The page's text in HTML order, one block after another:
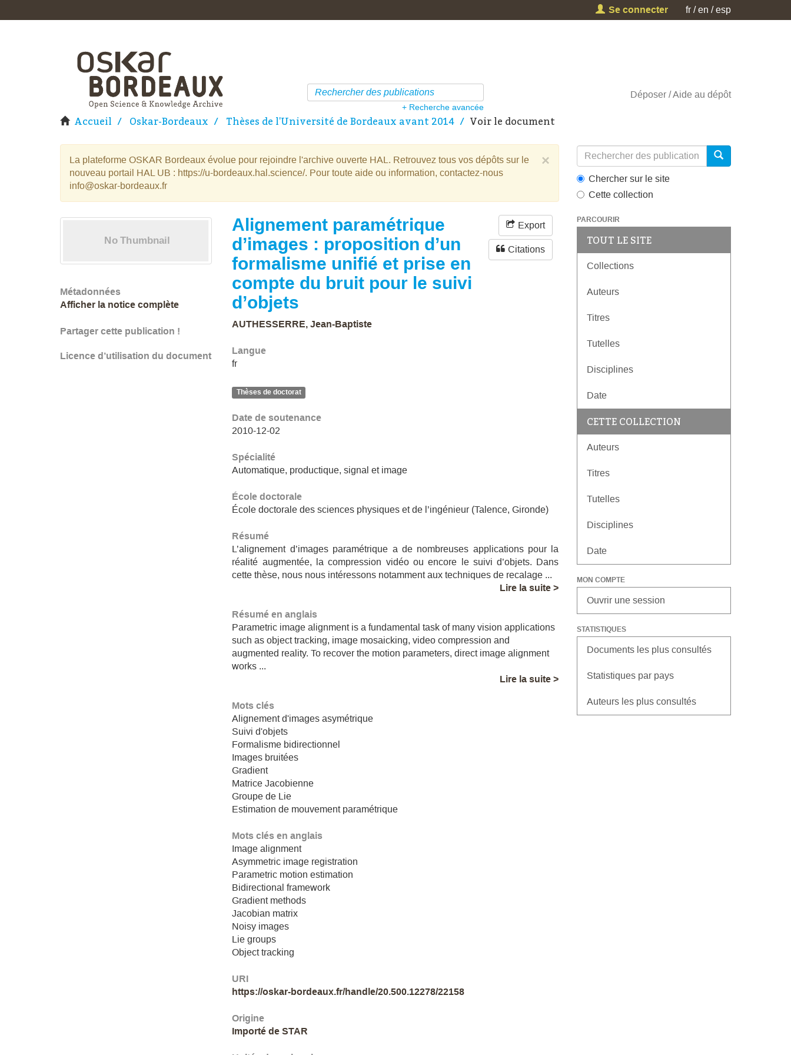
Se connecter fr en esp
+ Recherche avancée
Déposer Aide au dépôt
Accueil Oskar-Bordeaux Thèses de l'Université de Bordeaux avant 2014 Voir le document
×
La plateforme OSKAR Bordeaux évolue pour rejoindre l'archive ouverte HAL. Retrouvez tous vos dépôts sur le
nouveau portail HAL UB : https://u-bordeaux.hal.science/. Pour toute aide ou information, contactez-nous
info@oskar-bordeaux.fr
Métadonnées
Afficher la notice complète
Partager cette publication !
Licence d’utilisation du document
Alignement paramétrique
d’images : proposition d’un
formalisme uniﬁé et prise en
compte du bruit pour le suivi
d’objets
Export
Citations
AUTHESSERRE, Jean-Baptiste
Langue
fr
Thèses de doctorat
Date de soutenance
2010-12-02
Spécialité
Automatique, productique, signal et image
École doctorale
École doctorale des sciences physiques et de l’ingénieur (Talence, Gironde)
Résumé
L’alignement d’images paramétrique a de nombreuses applications pour la
réalité augmentée, la compression vidéo ou encore le suivi d’objets. Dans
cette thèse, nous nous intéressons notamment aux techniques de recalage ...
Lire la suite >
Résumé en anglais
Parametric image alignment is a fundamental task of many vision applications
such as object tracking, image mosaicking, video compression and
augmented reality. To recover the motion parameters, direct image alignment
works ...
Lire la suite >
Mots clés
Alignement d'images asymétrique
Suivi d'objets
Formalisme bidirectionnel
Images bruitées
Gradient
Matrice Jacobienne
Groupe de Lie
Estimation de mouvement paramétrique
Mots clés en anglais
Image alignment
Asymmetric image registration
Parametric motion estimation
Bidirectional framework
Gradient methods
Jacobian matrix
Noisy images
Lie groups
Object tracking
URI
https://oskar-bordeaux.fr/handle/20.500.12278/22158
Origine
Importé de STAR
Chercher sur le site
Cette collection
PARCOURIR
TOUT LE SITE
Collections
Auteurs
Titres
Tutelles
Disciplines
Date
CETTE COLLECTION
Auteurs
Titres
Tutelles
Disciplines
Date
MON COMPTE
Ouvrir une session
STATISTIQUES
Documents les plus consultés
Statistiques par pays
Auteurs les plus consultés